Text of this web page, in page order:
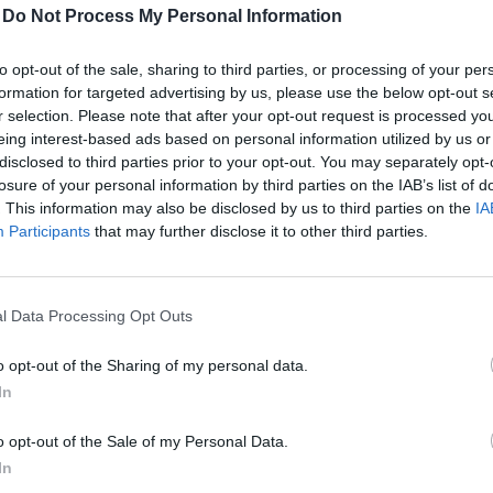
Do Not Process My Personal Information
opt-out of the sale, sharing to third parties, or processing of your
for targeted advertising by us, please use the below opt-out
selection. Please note that after your opt-out request is processed
interest-based ads based on personal information utilized by us
to third parties prior to your opt-out. You may separately
of your personal information by third parties on the IAB’s list of
This information may also be disclosed by us to third parties on the
Participants that may further disclose it to other third parties.
Data Processing Opt Outs
opt-out of the Sharing of my personal data.
opt-out of the Sale of my Personal Data.
galéria nyílik!
terminál épület ésa B oldali (nem-schengeni)
„Ahogy az elmúlt 10 év közös munka során,
az elvárt minőségben és határidőre
és szolgálva az utazóközönség
Zrt. vezérigazgatója.